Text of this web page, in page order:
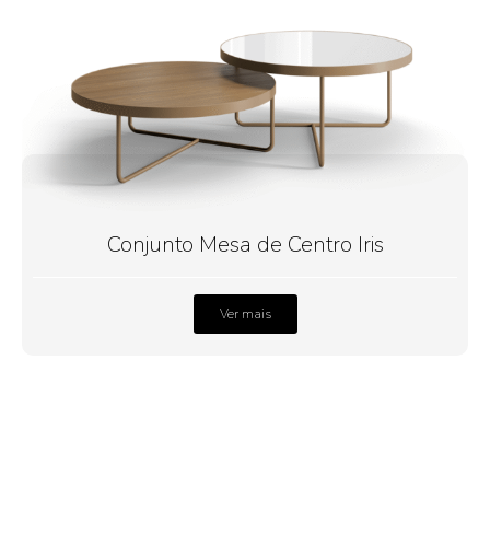
Conjunto Mesa de Centro Iris
Ver mais